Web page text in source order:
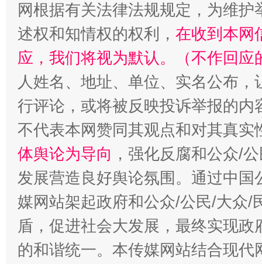
招工难、用工荒背后
网根据有关法律法规规定，为维
述权和知情权的权利， 在收到本网
应，我们将视为默认。（不作回应
人姓名、地址、单位、实名公布
行评论，或将被反映投诉举报的
不代表本网赞同其观点和对其真实
体舆论为导向 ，强化反腐和公众/
发展营造良好舆论氛围。通过中
媒网站架起政府和公众/公民/大众/
盾，促进社会大发展，最终实现
的和谐统一。本传媒网站结合现